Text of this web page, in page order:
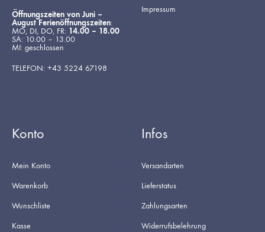
Öffnungszeiten von Juni –
August Ferienöffnungszeiten:
MO, DI, DO, FR: 14.00 – 18.00
SA: 10.00 – 13.00
MI: geschlossen
TELEFON: +43 5224 67198
Impressum
Konto
Mein Konto
Warenkorb
Wunschliste
Kasse
Infos
Versandarten
Lieferstatus
Zahlungsarten
Widerrufsbelehrung